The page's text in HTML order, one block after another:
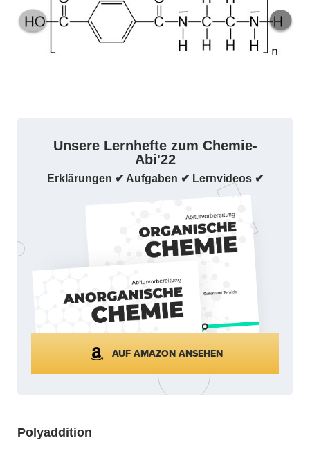
Unsere Lernhefte zum Chemie-
Abi'22
Erklärungen ✔ Aufgaben ✔ Lernvideos ✔
AUF AMAZON ANSEHEN
Polyaddition